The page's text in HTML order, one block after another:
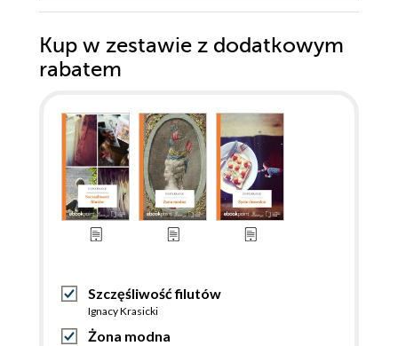
Kup w zestawie z dodatkowym
rabatem
Szczęśliwość filutów
Ignacy Krasicki
Żona modna